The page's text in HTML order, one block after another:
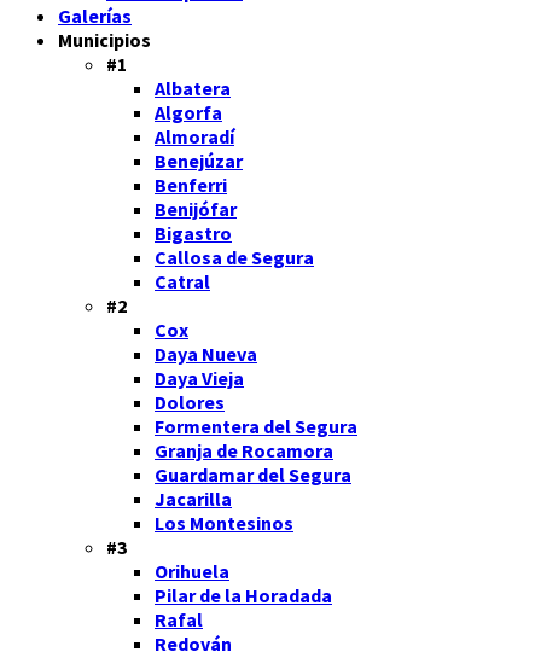
Galerías
Municipios
#1
Albatera
Algorfa
Almoradí
Benejúzar
Benferri
Benijófar
Bigastro
Callosa de Segura
Catral
#2
Cox
Daya Nueva
Daya Vieja
Dolores
Formentera del Segura
Granja de Rocamora
Guardamar del Segura
Jacarilla
Los Montesinos
#3
Orihuela
Pilar de la Horadada
Rafal
Redován